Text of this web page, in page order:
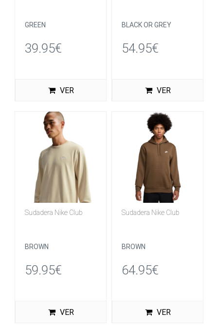
GREEN
39.95€
VER
BLACK OR GREY
54.95€
VER
Sudadera Nike Club
BROWN
59.95€
VER
Sudadera Nike Club
BROWN
64.95€
VER